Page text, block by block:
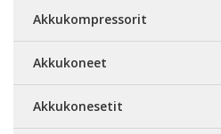
Akkukompressorit
Akkukoneet
Akkukonesetit